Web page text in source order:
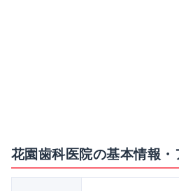
花園歯科医院の基本情報・